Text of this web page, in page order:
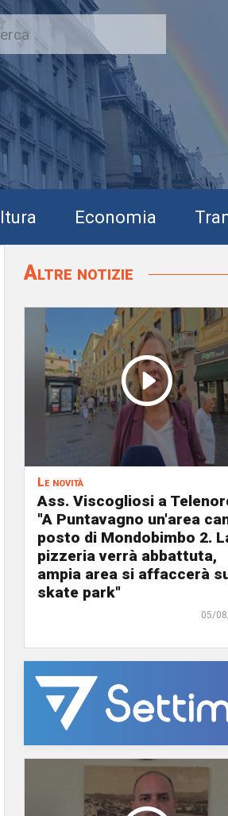
Economia
Altre notizie
Le novità
Ass. Viscogliosi a
"A Puntavagno un'area
posto di Mondobimbo 2.
pizzeria verrà abbattuta,
ampia area si affaccerà
skate park"
05/